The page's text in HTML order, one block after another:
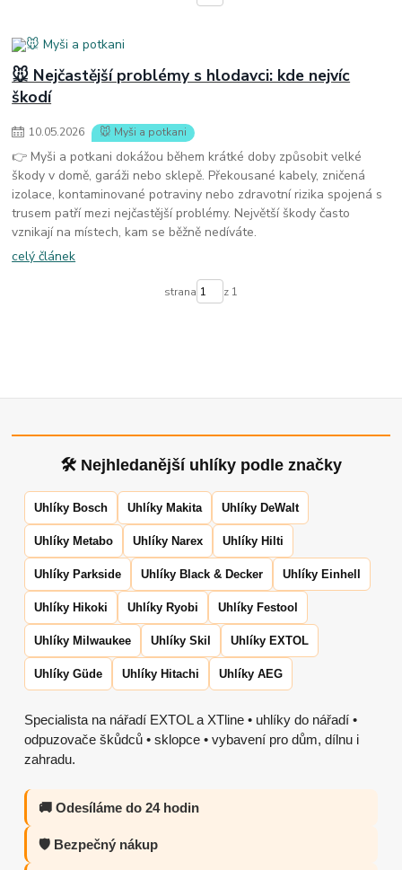
🐭 Nejčastější problémy s hlodavci: kde nejvíc
škodí
10.05.2026 🐭 Myši a potkani
👉 Myši a potkani dokážou během krátké doby způsobit velké
škody v domě, garáži nebo sklepě. Překousané kabely, zničená
izolace, kontaminované potraviny nebo zdravotní rizika spojená s
trusem patří mezi nejčastější problémy. Největší škody často
vznikají na místech, kam se běžně nedíváte.
celý článek
strana z 1
🛠 Nejhledanější uhlíky podle značky
Uhlíky Bosch Uhlíky Makita Uhlíky DeWalt
Uhlíky Metabo Uhlíky Narex Uhlíky Hilti
Uhlíky Parkside Uhlíky Black & Decker Uhlíky Einhell
Uhlíky Hikoki Uhlíky Ryobi Uhlíky Festool
Uhlíky Milwaukee Uhlíky Skil Uhlíky EXTOL
Uhlíky Güde Uhlíky Hitachi Uhlíky AEG
Specialista na nářadí EXTOL a XTline • uhlíky do nářadí •
odpuzovače škůdců • sklopce • vybavení pro dům, dílnu i
zahradu.
🚚 Odesíláme do 24 hodin
🛡️ Bezpečný nákup